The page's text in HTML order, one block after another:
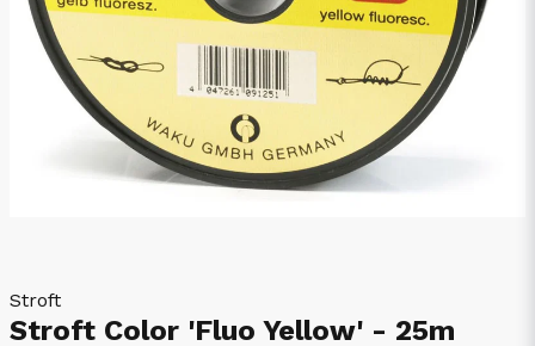
Stroft
Stroft Color 'Fluo Yellow' - 25m